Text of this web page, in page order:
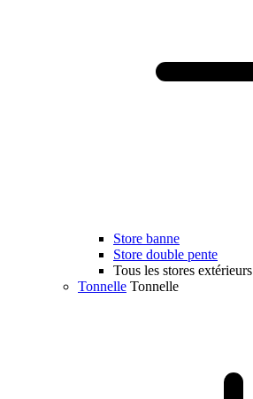
Store banne
Store double pente
Tous les stores extérieurs
Tonnelle Tonnelle